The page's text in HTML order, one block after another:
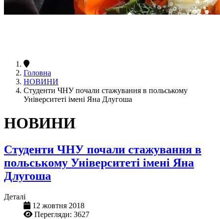
Головна
НОВИНИ
Студенти ЧНУ почали стажування в польському
Університеті імені Яна Длугоша
НОВИНИ
Студенти ЧНУ почали стажування в
польському Університеті імені Яна
Длугоша
Деталі
12 жовтня 2018
Перегляди: 3627